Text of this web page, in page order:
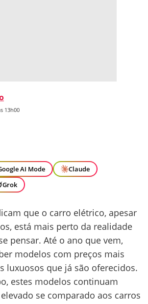
13h00
AI Mode
Claude
Grok
que o carro elétrico, apesar
está mais perto da realidade
pensar. Até o ano que vem,
modelos com preços mais
luxuosos que já são oferecidos.
estes modelos continuam
se comparado aos carros